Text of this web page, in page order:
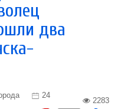
два
24
2283